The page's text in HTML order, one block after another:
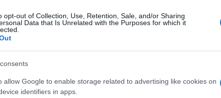
opt-out of Collection, Use, Retention, Sale, and/or Sharing
Data that Is Unrelated with the Purposes for which it
allow Google to enable storage related to advertising like cookies on
identifiers in apps.